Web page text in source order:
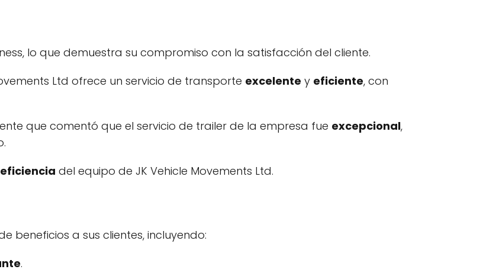
lo que demuestra su compromiso con la satisfacción del cliente.
Ltd ofrece un servicio de transporte excelente y eficiente, con
que comentó que el servicio de trailer de la empresa fue excepcional,
eficiencia del equipo de JK Vehicle Movements Ltd.
beneficios a sus clientes, incluyendo:
.